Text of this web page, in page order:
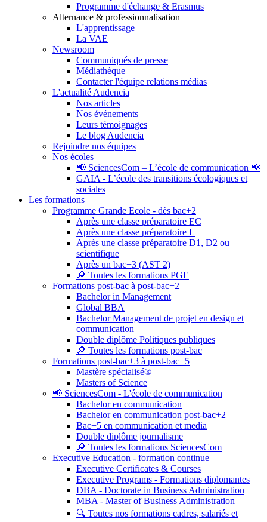
Programme d'échange & Erasmus
Alternance & professionnalisation
L'apprentissage
La VAE
Newsroom
Communiqués de presse
Médiathèque
Contacter l'équipe relations médias
L'actualité Audencia
Nos articles
Nos événements
Leurs témoignages
Le blog Audencia
Rejoindre nos équipes
Nos écoles
📢 SciencesCom – L’école de communication 📢
GAIA - L’école des transitions écologiques et
sociales
Les formations
Programme Grande Ecole - dès bac+2
Après une classe préparatoire EC
Après une classe préparatoire L
Après une classe préparatoire D1, D2 ou
scientifique
Après un bac+3 (AST 2)
🔎 Toutes les formations PGE
Formations post-bac à post-bac+2
Bachelor in Management
Global BBA
Bachelor Management de projet en design et
communication
Double diplôme Politiques publiques
🔎 Toutes les formations post-bac
Formations post-bac+3 à post-bac+5
Mastère spécialisé®
Masters of Science
📢 SciencesCom - L'école de communication
Bachelor en communication
Bachelor en communication post-bac+2
Bac+5 en communication et media
Double diplôme journalisme
🔎 Toutes les formations SciencesCom
Executive Education - formation continue
Executive Certificates & Courses
Executive Programs - Formations diplomantes
DBA - Doctorate in Business Administration
MBA - Master of Business Administration
🔍 Toutes nos formations cadres, salariés et